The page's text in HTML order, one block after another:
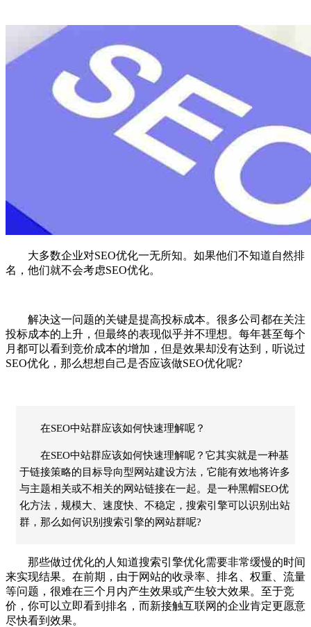
大多数企业对SEO优化一无所知。如果他们不知道自然排
名，他们就不会考虑SEO优化。
解决这一问题的关键是提高投标成本。很多公司都在关注
投标成本的上升，但最终的表现似乎并不理想。每年甚至每个
月都可以看到竞价成本的增加，但是效果却没有达到，听说过
SEO优化，那么想想自己是否应该做SEO优化呢?
在SEO中站群应该如何快速理解呢？
在SEO中站群应该如何快速理解呢？它其实就是一种基
于链接策略的目标导向型网站建设方法，它能有效地将许多
与主题相关或不相关的网站链接在一起。是一种黑帽SEO优
化方法，规模大、速度快、不稳定，搜索引擎可以识别出站
群，那么如何识别搜索引擎的网站群呢?
那些做过优化的人知道搜索引擎优化需要非常缓慢的时间
来实现结果。在前期，由于网站的收录率、排名、权重、流量
等问题，很难在三个月内产生效果或产生较大效果。至于竞
价，你可以立即看到排名，而新接触互联网的企业肯定更愿意
尽快看到效果。